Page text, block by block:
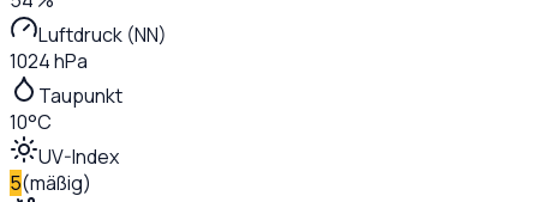
Luftdruck (NN)
1024 hPa
Taupunkt
10°C
UV-Index
5(mäßig)